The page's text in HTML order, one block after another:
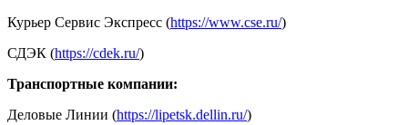
Курьер Сервис Экспресс (https://www.cse.ru/)
СДЭК (https://cdek.ru/)
Транспортные компании:
Деловые Линии (https://lipetsk.dellin.ru/)